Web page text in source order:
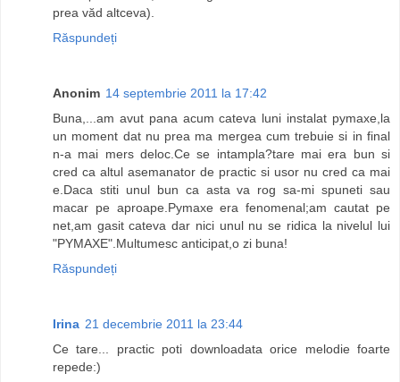
prea văd altceva).
Răspundeți
Anonim 14 septembrie 2011 la 17:42
Buna,...am avut pana acum cateva luni instalat pymaxe,la
un moment dat nu prea ma mergea cum trebuie si in final
n-a mai mers deloc.Ce se intampla?tare mai era bun si
cred ca altul asemanator de practic si usor nu cred ca mai
e.Daca stiti unul bun ca asta va rog sa-mi spuneti sau
macar pe aproape.Pymaxe era fenomenal;am cautat pe
net,am gasit cateva dar nici unul nu se ridica la nivelul lui
"PYMAXE".Multumesc anticipat,o zi buna!
Răspundeți
Irina 21 decembrie 2011 la 23:44
Ce tare... practic poti downloadata orice melodie foarte
repede:)